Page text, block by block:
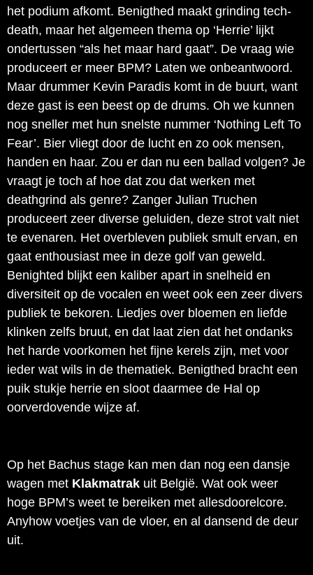
het podium afkomt. Benigthed maakt grinding tech-
death, maar het algemeen thema op ‘Herrie’ lijkt
ondertussen “als het maar hard gaat”. De vraag wie
produceert er meer BPM? Laten we onbeantwoord.
Maar drummer Kevin Paradis komt in de buurt, want
deze gast is een beest op de drums. Oh we kunnen
nog sneller met hun snelste nummer ‘Nothing Left To
Fear’. Bier vliegt door de lucht en zo ook mensen,
handen en haar. Zou er dan nu een ballad volgen? Je
vraagt je toch af hoe dat zou dat werken met
deathgrind als genre? Zanger Julian Truchen
produceert zeer diverse geluiden, deze strot valt niet
te evenaren. Het overbleven publiek smult ervan, en
gaat enthousiast mee in deze golf van geweld.
Benighted blijkt een kaliber apart in snelheid en
diversiteit op de vocalen en weet ook een zeer divers
publiek te bekoren. Liedjes over bloemen en liefde
klinken zelfs bruut, en dat laat zien dat het ondanks
het harde voorkomen het fijne kerels zijn, met voor
ieder wat wils in de thematiek. Benigthed bracht een
puik stukje herrie en sloot daarmee de Hal op
oorverdovende wijze af.
Op het Bachus stage kan men dan nog een dansje
wagen met Klakmatrak uit België. Wat ook weer
hoge BPM’s weet te bereiken met allesdoorelcore.
Anyhow voetjes van de vloer, en al dansend de deur
uit.